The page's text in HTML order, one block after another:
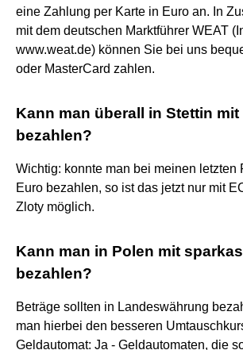
eine Zahlung per Karte in Euro an. In
mit dem deutschen Marktführer WEAT
www.weat.de) können Sie bei uns
oder MasterCard zahlen.
Kann man überall in Stettin mit
bezahlen?
Wichtig: konnte man bei meinen letzten
Euro bezahlen, so ist das jetzt nur mit
Zloty möglich.
Kann man in Polen mit
bezahlen?
Beträge sollten in Landeswährung
man hierbei den besseren
Geldautomat: Ja - Geldautomaten, die